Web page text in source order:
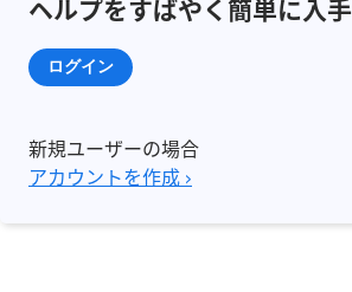
ヘルプをすばやく簡単に入手
ログイン
新規ユーザーの場合
アカウントを作成 ›